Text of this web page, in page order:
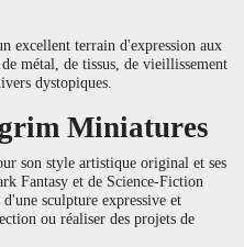
excellent terrain d'expression aux
métal, de tissus, de vieillissement
dystopiques.
Miniatures
son style artistique original et ses
Fantasy et de Science-Fiction
sculpture expressive et
ou réaliser des projets de